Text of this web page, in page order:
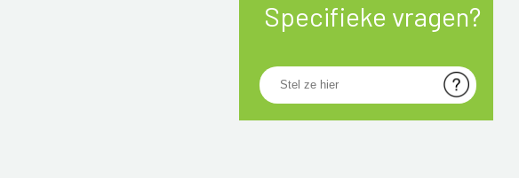
Specifieke vragen?